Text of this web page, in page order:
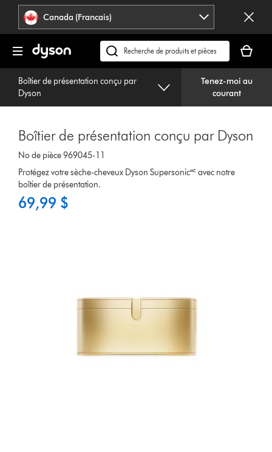
Veuillez
ou
appuyer
sauter
Déclaration
relative
à
l’accessibilité
Canada (Francais)
Recherchez
des
produits
support
site
panier
est
vide.
Boîtier de présentation conçu par
Dyson
Tenez-moi au
courant
Boîtier de présentation conçu par Dyson
No de pièce 969045-11
Protégez votre sèche-cheveux Dyson Supersonic🅪 avec notre
boîtier de présentation.
69,99 $